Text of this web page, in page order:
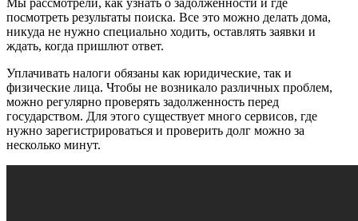
посмотреть результаты поиска. Все это можно делать дома,
никуда не нужно специально ходить, оставлять заявки и
ждать, когда пришлют ответ.
Уплачивать налоги обязаны как юридические, так и
физические лица. Чтобы не возникало различных проблем,
можно регулярно проверять задолженность перед
государством. Для этого существует много сервисов, где
нужно зарегистрироваться и проверить долг можно за
несколько минут.